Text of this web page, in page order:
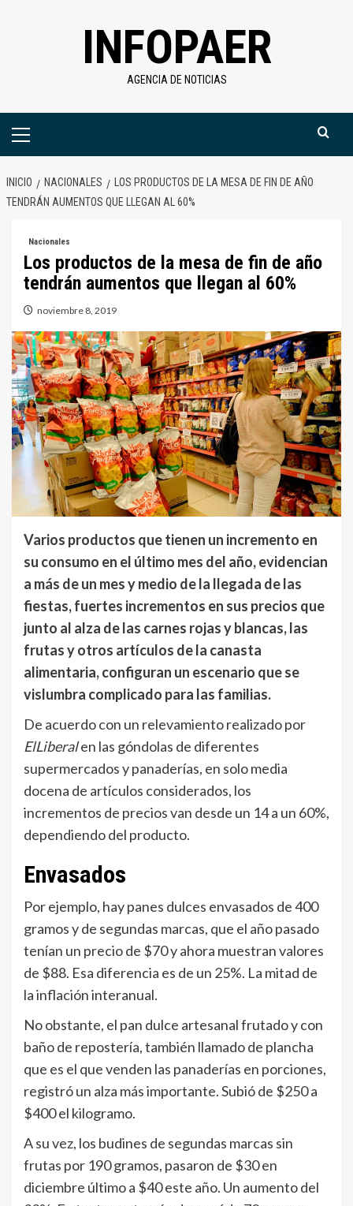
INFOPAER
AGENCIA DE NOTICIAS
Menú
INICIO NACIONALES
LOS PRODUCTOS DE LA MESA DE FIN DE AÑO
TENDRÁN AUMENTOS QUE LLEGAN AL 60%
Nacionales
Los productos de la mesa de fin de año
tendrán aumentos que llegan al 60%
noviembre 8, 2019
Varios productos que tienen un incremento en
su consumo en el último mes del año, evidencian
a más de un mes y medio de la llegada de las
fiestas, fuertes incrementos en sus precios que
junto al alza de las carnes rojas y blancas, las
frutas y otros artículos de la canasta
alimentaria, configuran un escenario que se
vislumbra complicado para las familias.
De acuerdo con un relevamiento realizado por
ElLiberalen las góndolas de diferentes
supermercados y panaderías, en solo media
docena de artículos considerados, los
incrementos de precios van desde un 14 a un 60%,
dependiendo del producto.
Envasados
Por ejemplo, hay panes dulces envasados de 400
gramos y de segundas marcas, que el año pasado
tenían un precio de $70 y ahora muestran valores
de $88. Esa diferencia es de un 25%. La mitad de
la inflación interanual.
No obstante, el pan dulce artesanal frutado y con
baño de repostería, también llamado de plancha
que es el que venden las panaderías en porciones,
registró un alza más importante. Subió de $250 a
$400 el kilogramo.
A su vez, los budines de segundas marcas sin
frutas por 190 gramos, pasaron de $30 en
diciembre último a $40 este año. Un aumento del